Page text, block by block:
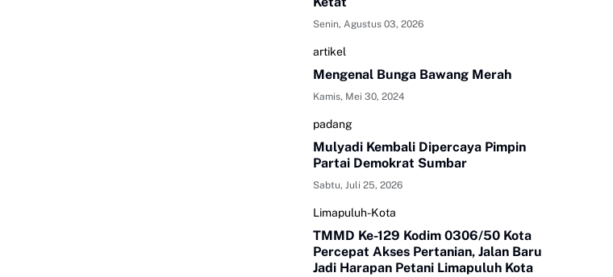
Senin, Agustus 03, 2026
artikel
Mengenal Bunga Bawang Merah
Kamis, Mei 30, 2024
padang
Mulyadi Kembali Dipercaya Pimpin
Partai Demokrat Sumbar
Sabtu, Juli 25, 2026
Limapuluh-Kota
TMMD Ke-129 Kodim 0306/50 Kota
Percepat Akses Pertanian, Jalan Baru
Jadi Harapan Petani Limapuluh Kota